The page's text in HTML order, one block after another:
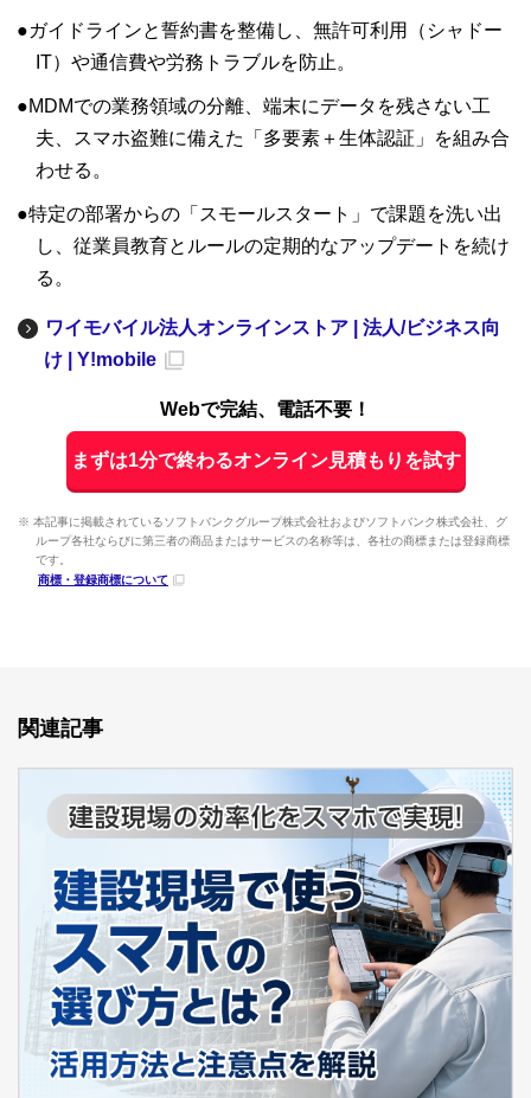
ガイドラインと誓約書を整備し、無許可利用（シャドー
IT）や通信費や労務トラブルを防止。
MDMでの業務領域の分離、端末にデータを残さない工
夫、スマホ盗難に備えた「多要素＋生体認証」を組み合
わせる。
特定の部署からの「スモールスタート」で課題を洗い出
し、従業員教育とルールの定期的なアップデートを続け
る。
ワイモバイル法人オンラインストア | 法人/ビジネス向
け | Y!mobile
Webで完結、電話不要！
まずは1分で終わるオンライン見積もりを試す
※ 本記事に掲載されているソフトバンクグループ株式会社およびソフトバンク株式会社、グ
ループ各社ならびに第三者の商品またはサービスの名称等は、各社の商標または登録商標
です。
商標・登録商標について
関連記事